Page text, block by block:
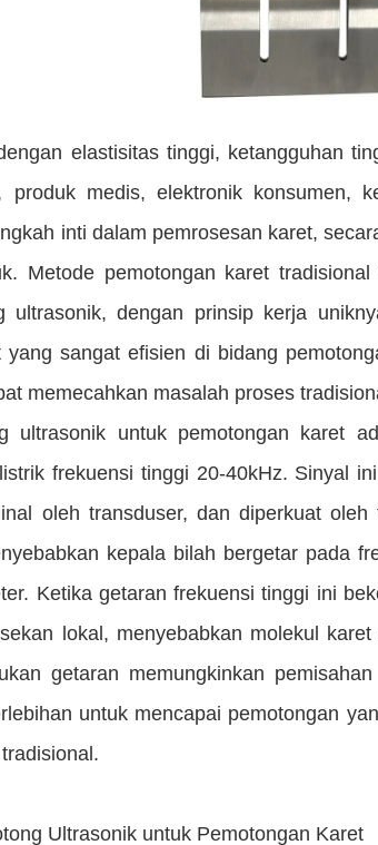
elastisitas tinggi, ketangguhan
produk medis, elektronik konsumen,
inti dalam pemrosesan karet,
Metode pemotongan karet
ultrasonik, dengan prinsip kerja
sangat efisien di bidang
memecahkan masalah proses
ultrasonik untuk pemotongan karet
frekuensi tinggi 20-40kHz. Sinyal
oleh transduser, dan diperkuat
kepala bilah bergetar pada
Ketika getaran frekuensi tinggi ini
lokal, menyebabkan molekul
getaran memungkinkan
untuk mencapai pemotongan
Ultrasonik untuk Pemotongan Karet